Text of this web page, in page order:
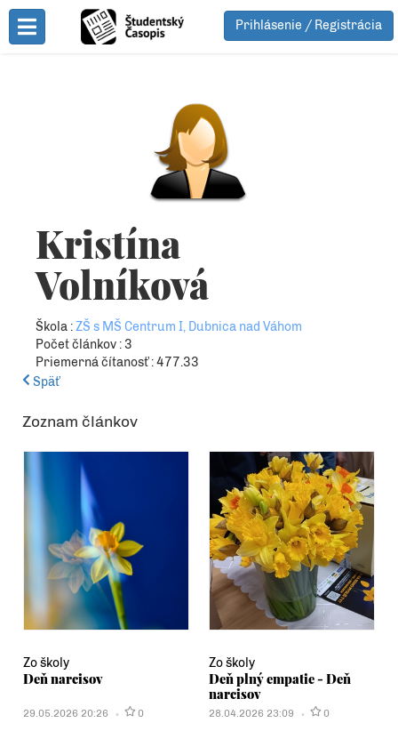
Toggle Menu
Prihlásenie / Registrácia
Kristína
Volníková
Škola :ZŠ s MŠ Centrum I, Dubnica nad Váhom
Počet článkov : 3
Priemerná čítanosť : 477.33
Späť
Zoznam článkov
Zo školy
Deň narcisov
29.05.2026 20:26 0
Zo školy
Deň plný empatie - Deň
narcisov
28.04.2026 23:09 0